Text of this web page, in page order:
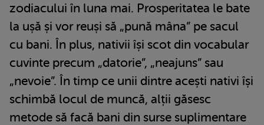
zodiacului în luna mai. Prosperitatea le bate
la ușă și vor reuși să „pună mâna” pe sacul
cu bani. În plus, nativii își scot din vocabular
cuvinte precum „datorie”, „neajuns” sau
„nevoie”. În timp ce unii dintre acești nativi își
schimbă locul de muncă, alții găsesc
metode să facă bani din surse suplimentare